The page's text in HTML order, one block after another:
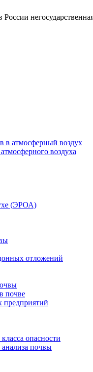
в атмосферный воздух
воздуха
(ЭРОА)
отложений
почве
предприятий
опасности
почвы